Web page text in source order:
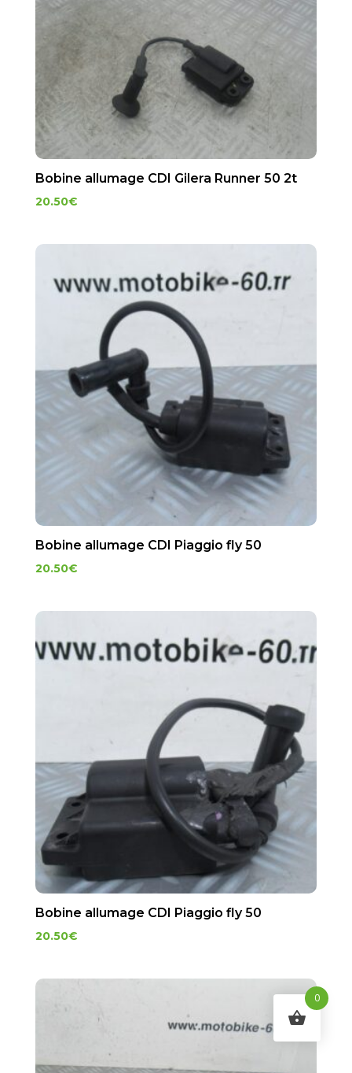
Bobine allumage CDI Gilera Runner 50 2t
20.50€
Bobine allumage CDI Piaggio fly 50
20.50€
Bobine allumage CDI Piaggio fly 50
20.50€
0